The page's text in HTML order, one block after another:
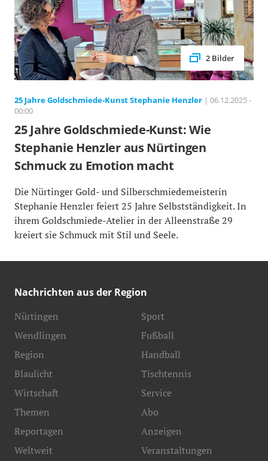
2 Bilder
25 Jahre Goldschmiede-Kunst Stephanie Henzler | 06.12.2025 -
00:00
25 Jahre Goldschmiede-Kunst: Wie
Stephanie Henzler aus Nürtingen
Schmuck zu Emotion macht
Die Nürtinger Gold- und Silberschmiedemeisterin
Stephanie Henzler feiert 25 Jahre Selbstständigkeit. In
ihrem Goldschmiede-Atelier in der Alleenstraße 29
kreiert sie Schmuck mit Stil und Seele.
Nachrichten aus der Region
Nürtingen
Wendlingen
Region
Blaulicht
Sport
Fußball
Handball
Tischtennis
Wirtschaft
Themen
Reportagen
Weltweit
Service
Abo
Anzeigen
Veranstaltungen